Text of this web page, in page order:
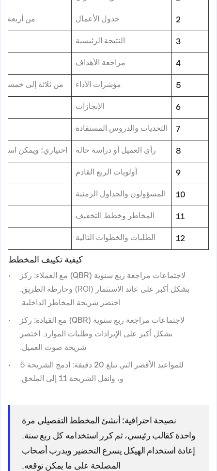
2 جدول الأعمال من أربعة
3 النتيجة الرئيسية
4 مراجعة الأهداف
5 مؤشرات الأداء من ثلاثة إلى خمسة
6 الإنجازات
7 التحديات والدروس المستفادة
8 رأي العميل أو دراسة حالة اختياري؛ ويمكن
9 أولويات الربع القادم
10 المسؤولون والجداول الزمنية
11 المخاطر وخطط التخفيف
12 الطلبات والخطوات التالية
كيفية تكييف المخطط
لاجتماعات مراجعة ربع سنوية (QBR) مع العملاء:
ركز
بشكل أكبر على عائد الاستثمار (ROI) وخارطة الطريق.
اختصر شريحة المخاطر الداخلية.
لاجتماعات مراجعة ربع سنوية (QBR) مع القيادة:
ركز
بشكل أكبر على الإيرادات وطلبات الموارد. اختصر
شريحة صوت العميل.
للمواعيد الأقصر التي تبلغ 20 دقيقة:
ادمج الشريحة 5
و، وانقل الشريحة 11 إلى الملحق.
نصيحة احترافية: أنشئ المخطط التفصيلي مرة
واحدة كقالب رئيسي، ثم كرر استخدامه كل ربع سنة.
إعادة استخدام الهيكل يسرع التحضير ويدرب أصحاب
المصلحة على ما يمكن توقعه.